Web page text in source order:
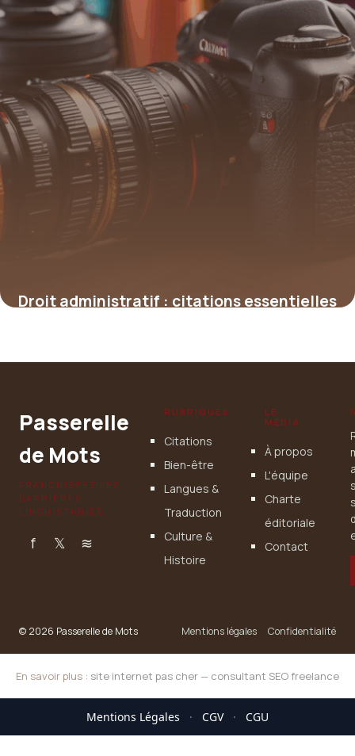
Droit administratif : citations essentielles
Passerelle
de Mots
FRANCHISSEZ LES
BARRIÈRES
LINGUISTIQUES
f 𝕏 ≋
RUBRIQUES
Citations
Bien-être
Langues &
Traduction
Culture &
Histoire
LE
MÉDIA
À propos
L'équipe
Charte
éditoriale
Contact
© 2026 Passerelle de Mots Mentions légales Confidentialité
En savoir plus : site internet pas cher — consultant SEO freelance
Mentions Légales · CGV · CGU